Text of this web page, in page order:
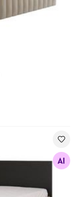
Otsi sarnaseid